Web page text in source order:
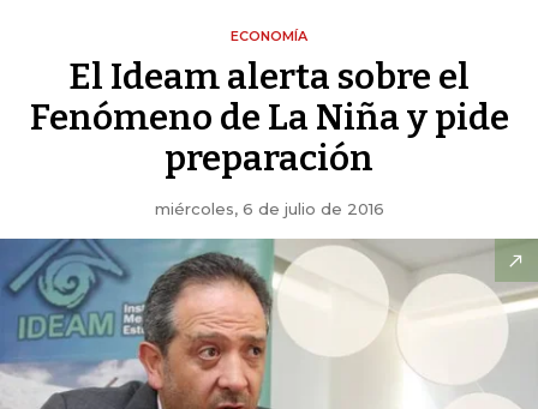
ECONOMÍA
El Ideam alerta sobre el
Fenómeno de La Niña y pide
preparación
miércoles, 6 de julio de 2016